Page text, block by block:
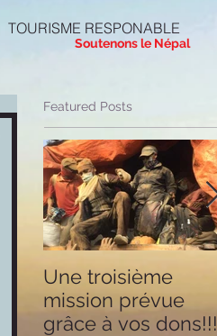
TOURISME RESPONABLE
Soutenons le Népal
Featured Posts
Une troisième
mission prévue
grâce à vos dons!!!